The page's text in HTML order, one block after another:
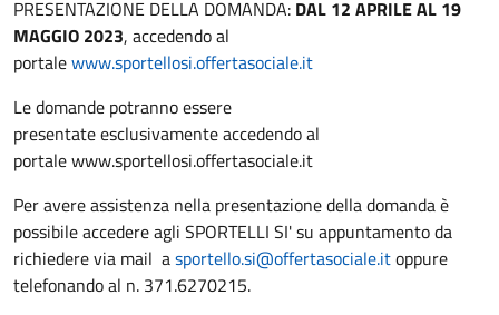
PRESENTAZIONE DELLA DOMANDA: DAL 12 APRILE AL 19
MAGGIO 2023, accedendo al
portalewww.sportellosi.offertasociale.it
Le domande potranno essere
presentate esclusivamente accedendo al
portale www.sportellosi.offertasociale.it
Per avere assistenza nella presentazione della domanda è
possibile accedere agli SPORTELLI SI' su appuntamento da
richiedere via mail asportello.si@offertasociale.itoppure
telefonando al n. 371.6270215.